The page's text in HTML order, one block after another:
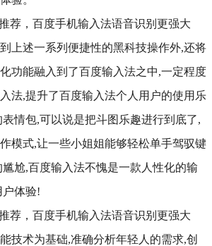
上述一系列便捷性的黑科技操作外,还将
功能融入到了百度输入法之中,一定程度
法,提升了百度输入法个人用户的使用乐
情包,可以说是把斗图乐趣进行到底了,
模式,让一些小姐姐能够轻松单手驾驭键
尬,百度输入法不愧是一款人性化的输
户体验!
技术为基础,准确分析年轻人的需求,创